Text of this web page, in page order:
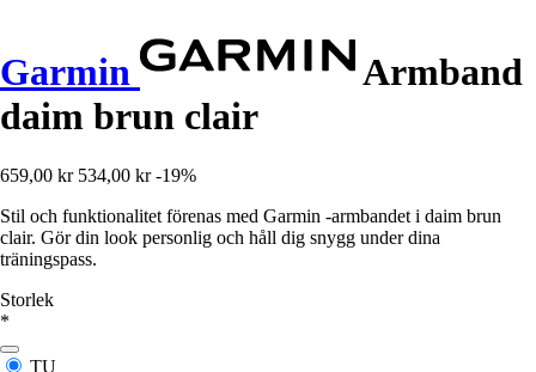
Garmin
Armband
daim brun clair
659,00 kr 534,00 kr -19%
Stil och funktionalitet förenas med Garmin -armbandet i daim brun
clair. Gör din look personlig och håll dig snygg under dina
träningspass.
Storlek
*
TU